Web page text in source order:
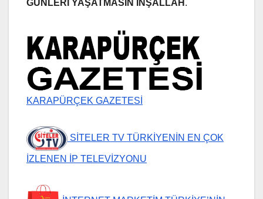
GÜNLERİ YAŞATMASIN İNŞALLAH .
KARAPÜRÇEK GAZETESİ
SİTELER TV TÜRKİYENİN EN ÇOK
İZLENEN İP TELEVİZYONU